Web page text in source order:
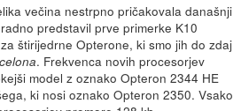
večina nestrpno pričakovala današnji
predstavil prve primerke K10
štirijedrne Opterone, ki smo jih do zdaj
. Frekvenca novih procesorjev
model z oznako Opteron 2344 HE
ki nosi oznako Opteron 2350. Vsako